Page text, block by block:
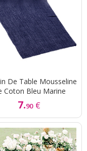
De Table Mousseline
Coton Bleu Marine
7.90 €